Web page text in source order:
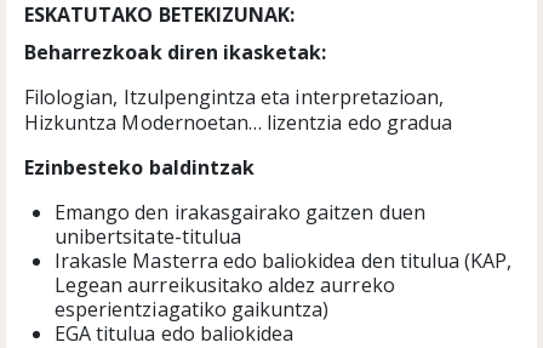
ESKATUTAKO BETEKIZUNAK:
Beharrezkoak diren ikasketak:
Filologian, Itzulpengintza eta interpretazioan,
Hizkuntza Modernoetan… lizentzia edo gradua
Ezinbesteko baldintzak
Emango den irakasgairako gaitzen duen
unibertsitate-titulua
Irakasle Masterra edo baliokidea den titulua (KAP,
Legean aurreikusitako aldez aurreko
esperientziagatiko gaikuntza)
EGA titulua edo baliokidea